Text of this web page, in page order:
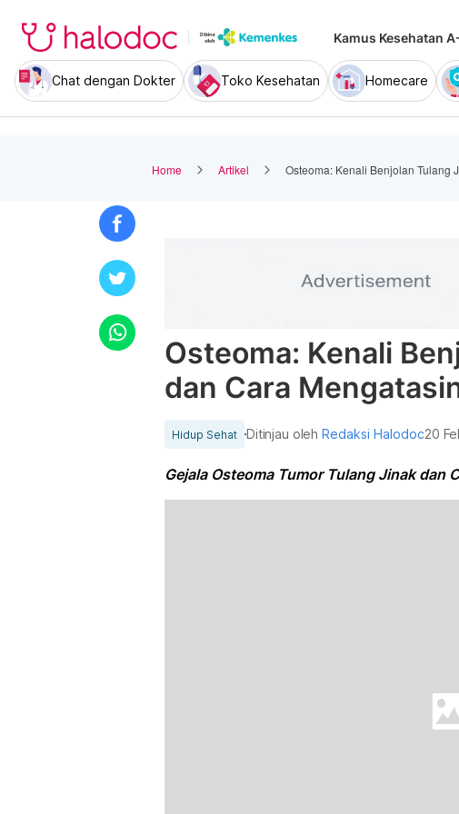
Kamus Kesehatan
Chat dengan Dokter Toko Kesehatan Homecare
Home Artikel Osteoma: Kenali Benjolan Tulang
Osteoma: Kenali
dan Cara
Hidup Sehat Ditinjau olehRedaksi Halodoc20
Gejala Osteoma Tumor Tulang Jinak dan